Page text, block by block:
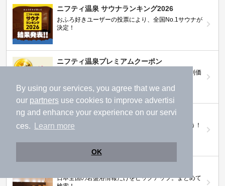
By using our services, you agree that we and
our partners use cookies to improve advertisi
ng and enhance your experience on our servi
ces.
Learn more
OK
ニフティ温泉 サウナランキング2026
おふろ好きユーザーの投票により、全国No.1サウナが
決定！
ニフティ温泉プレミアムクーポン
ノジマモバイル会員向け 通常よりもお得な「特別価
【ニフティ温泉 百名湯2026】
行ってみたい施設に投票してプレゼントを当てよう！
日本全国の岩盤浴情報だけをピックアップ。まとめて